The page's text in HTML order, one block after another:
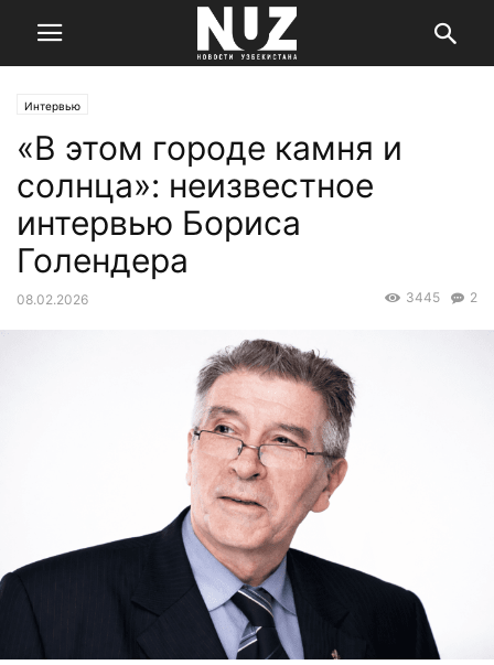
Интервью
«В этом городе камня и
солнца»: неизвестное
интервью Бориса
Голендера
08.02.2026 2
3445